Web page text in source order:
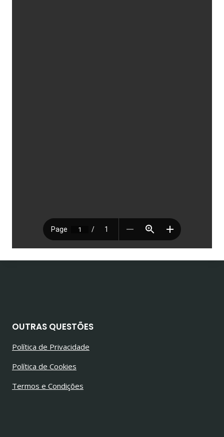
OUTRAS QUESTÕES
Política de Privacidade
Política de Cookies
Termos e Condições